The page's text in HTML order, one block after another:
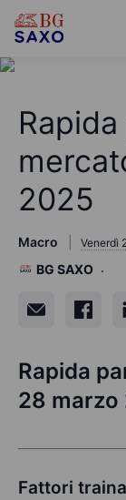
2025
Macro Venerdì
BG SAXO
Rapida
28 marzo
Fattori